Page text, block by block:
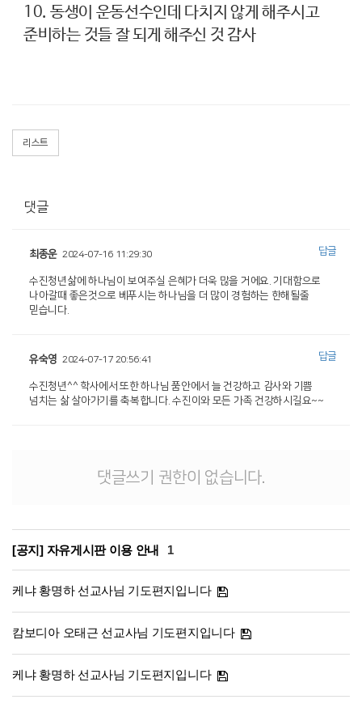
10. 동생이 운동선수인데 다치지 않게 해주시고
준비하는 것들 잘 되게 해주신 것 감사
리스트
댓글
최종운 2024-07-16 11:29:30
수진청년삶에 하나님이 보여주실 은혜가 더욱 많을 거에요. 기대함으로
나아갈때 좋은것으로 베푸시는 하나님을 더 많이 경험하는 한해될줄
믿습니다.
답글
유숙영 2024-07-17 20:56:41
수진청년^^ 학사에서 또한 하나님 품안에서 늘 건강하고 감사와 기쁨
넘치는 삶 살아가기를 축복합니다. 수진이와 모든 가족 건강하시길요~~
답글
댓글쓰기 권한이 없습니다.
[공지] 자유게시판 이용 안내 1
케냐 황명하 선교사님 기도편지입니다
캄보디아 오태근 선교사님 기도편지입니다
케냐 황명하 선교사님 기도편지입니다